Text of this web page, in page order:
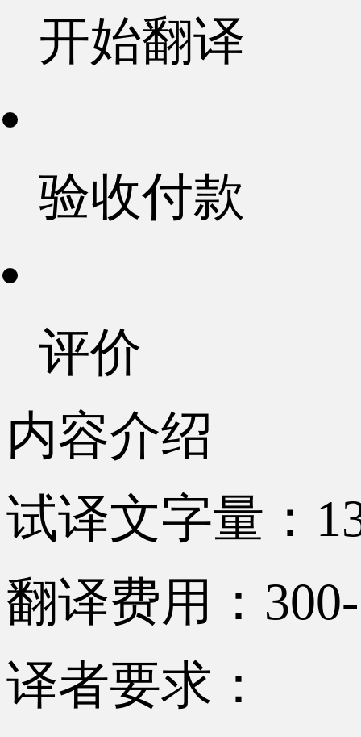
开始翻译
验收付款
评价
内容介绍
试译文字量：
翻译费用：
译者要求：